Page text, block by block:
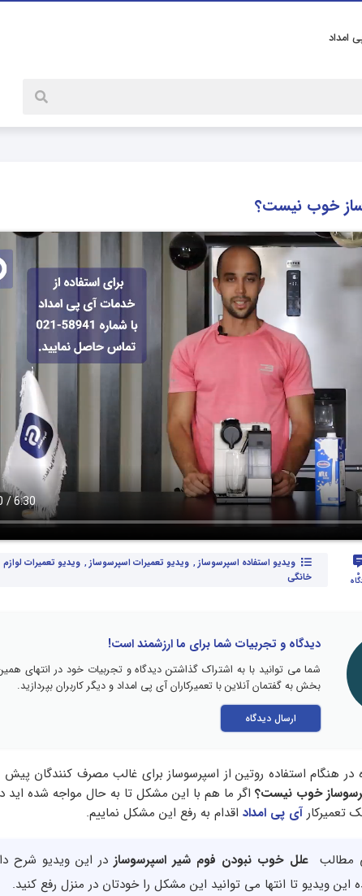
امداد
خوب نیست؟
0
ویدیو استفاده اسپرسوساز , ویدیو تعمیرات اسپرسوساز , ویدیو تعمیرات لوازم
خانگی
دیدگاه و تجربیات شما برای ما ارزشمند است!
شما می توانید با به اشتراک گذاشتن دیدگاه و تجربیات خود در انتهای
بخش به گفتمان آنلاین با تعمیرکاران آی پی امداد و دیگر کاربران بپردازید.
ارسال دیدگاه
در هنگام استفاده روتین از اسپرسوساز برای غالب مصرف کنندگان
خوب نیست؟اگر ما هم با این مشکل تا به حال مواجه شده اید
تعمیرکارآی پی امداد اقدام به رفع این مشکل نماییم.
مطالبعلل خوب نبودن فوم شیر اسپرسوسازدر این ویدیو شرح
ویدیو تا انتها می توانید این مشکل را خودتان در منزل رفع کنید.